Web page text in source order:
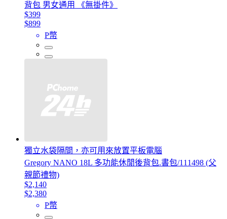
背包 男女通用 《無掛件》
$399
$899
P幣
獨立水袋隔間，亦可用來放置平板電腦
Gregory NANO 18L 多功能休閒後背包.書包/111498 (父
親節禮物)
$2,140
$2,380
P幣